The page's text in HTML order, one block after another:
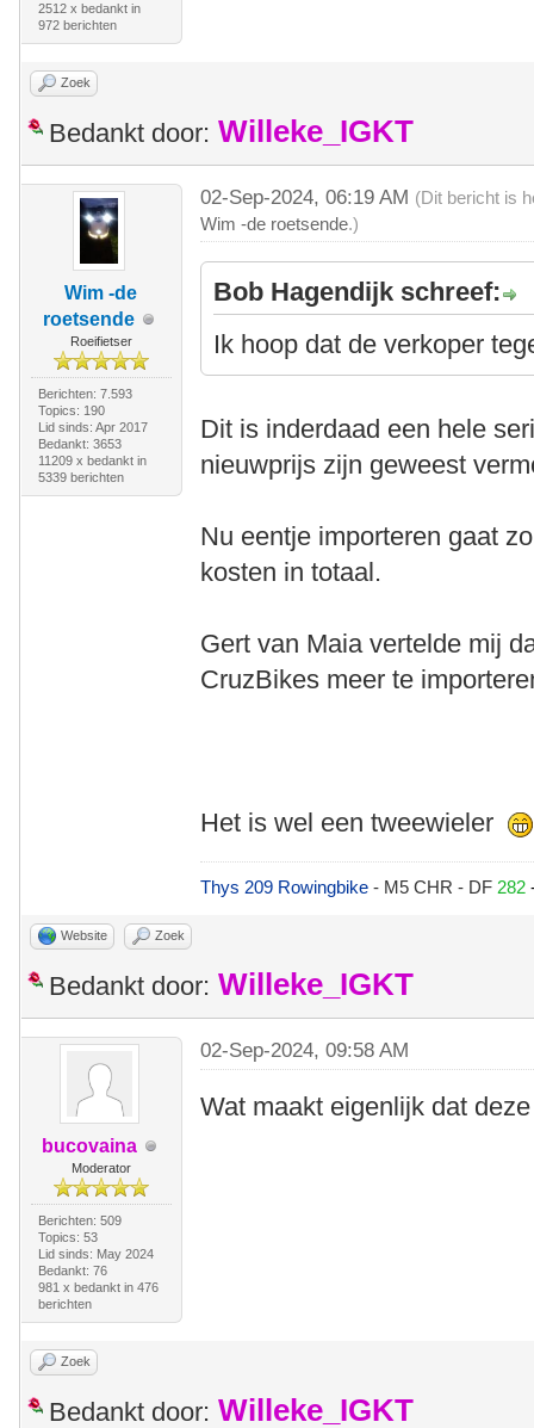
2512 x bedankt in
972 berichten
Zoek
Bedankt door: Willeke_IGKT
Wim -de
roetsende
Roeifietser
Berichten: 7.593
Topics: 190
Lid sinds: Apr 2017
Bedankt: 3653
11209 x bedankt in
5339 berichten
02-Sep-2024, 06:19 AM (Dit bericht is
Wim -de roetsende.)
Bob Hagendijk schreef:
Ik hoop dat de verkoper
Dit is inderdaad een hele
nieuwprijs zijn geweest
Nu eentje importeren gaat
kosten in totaal.
Gert van Maia vertelde mij
CruzBikes meer te
Het is wel een tweewieler
Thys 209 Rowingbike- M5 CHR - DF 282
Website Zoek
Bedankt door: Willeke_IGKT
bucovaina
Moderator
Berichten: 509
Topics: 53
Lid sinds: May 2024
Bedankt: 76
981 x bedankt in 476
berichten
02-Sep-2024, 09:58 AM
Wat maakt eigenlijk dat
Zoek
Bedankt door: Willeke_IGKT